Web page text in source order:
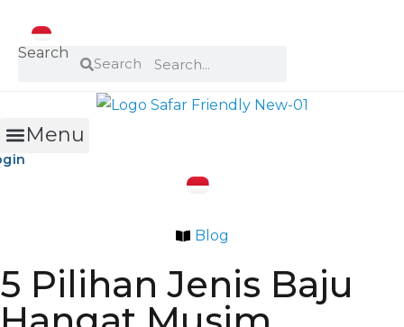
Search
Search
Menu
Blog
5 Pilihan Jenis Baju